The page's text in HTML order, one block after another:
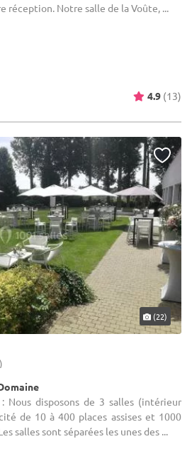
réception. Notre salle de la Voûte, ...
4.9 (13)
(22)
Nous disposons de 3 salles (intérieur
de 10 à 400 places assises et 1000
salles sont séparées les unes des ...